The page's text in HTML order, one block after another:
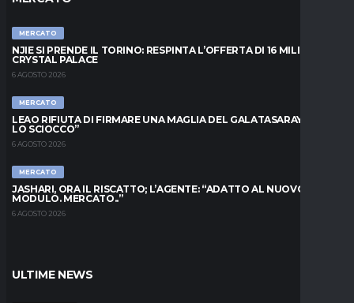
MERCATO
NJIE SI PRENDE IL TORINO: RESPINTA L’OFFERTA DI 16 MILIONI DAL
CRYSTAL PALACE
6 AGOSTO 2026
MERCATO
LEAO RIFIUTA DI FIRMARE UNA MAGLIA DEL GALATASARAY: “FAI
LO SCIOCCO”
6 AGOSTO 2026
MERCATO
JASHARI, ORA IL RISCATTO; L’AGENTE: “ADATTO AL NUOVO
MODULO. MERCATO..”
6 AGOSTO 2026
ULTIME NEWS